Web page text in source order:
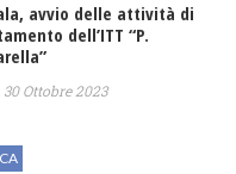
avvio delle attività di
dell’ITT “P.
Ottobre 2023